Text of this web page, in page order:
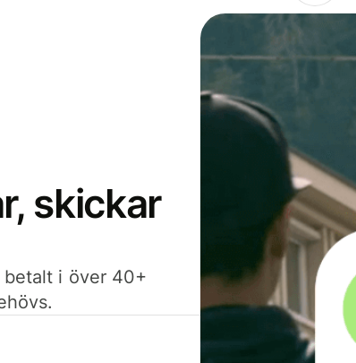
skickar
betalt i över 40+